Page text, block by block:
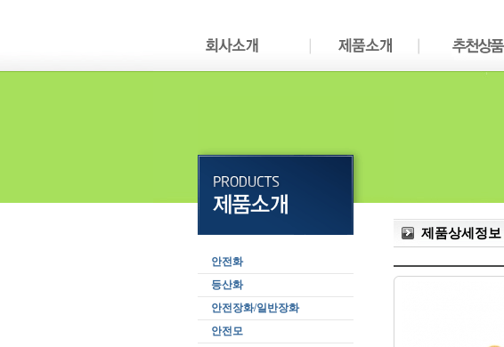
안전화
등산화
안전장화/일반장화
안전모
제품상세정보